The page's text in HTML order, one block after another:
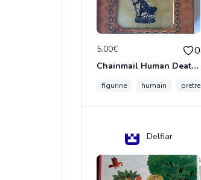
5.00€ 0
Chainmail Human Death Cleric
figurine humain pretre
Delfiar